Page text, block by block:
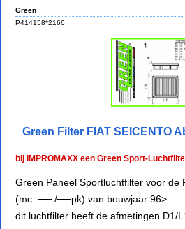
Green
P414158*2166
Green Filter FIAT SEICENTO
bij IMPROMAXX een Green Sport-
Green Paneel Sportluchtfilter voor de
(mc: ── /──pk) van bouwjaar 96>
dit luchtfilter heeft de afmetingen D1/